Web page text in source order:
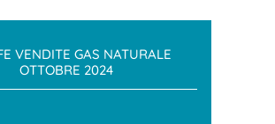
VENDITE GAS NATURALE
OTTOBRE 2024